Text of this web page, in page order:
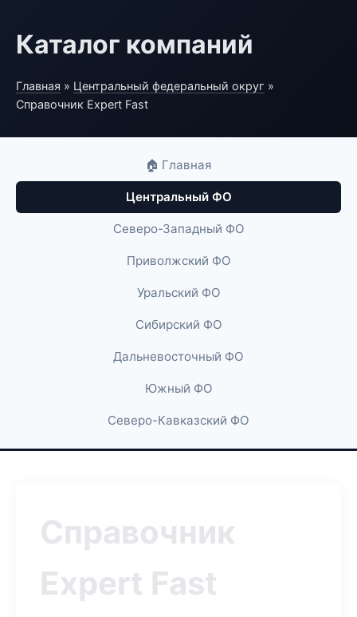
Каталог компаний
Главная » Центральный федеральный округ »
Справочник Expert Fast
🏠 Главная
Центральный ФО
Северо-Западный ФО
Приволжский ФО
Уральский ФО
Сибирский ФО
Дальневосточный ФО
Южный ФО
Северо-Кавказский ФО
Справочник
Expert Fast